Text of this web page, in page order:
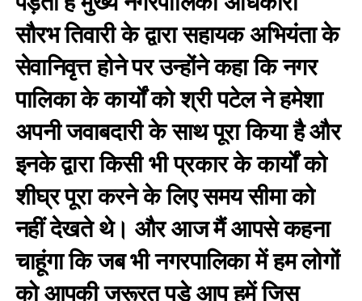
सौरभ तिवारी के द्वारा सहायक अभियंता के
सेवानिवृत्त होने पर उन्होंने कहा कि नगर
पालिका के कार्यों को श्री पटेल ने हमेशा
अपनी जवाबदारी के साथ पूरा किया है और
इनके द्वारा किसी भी प्रकार के कार्यों को
शीघ्र पूरा करने के लिए समय सीमा को
नहीं देखते थे। और आज मैं आपसे कहना
चाहूंगा कि जब भी नगरपालिका में हम लोगों
को आपकी जरूरत पड़े आप हमें जिस